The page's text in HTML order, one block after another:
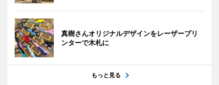
真樹さんオリジナルデザインをレーザープリ
ンターで木札に
もっと見る